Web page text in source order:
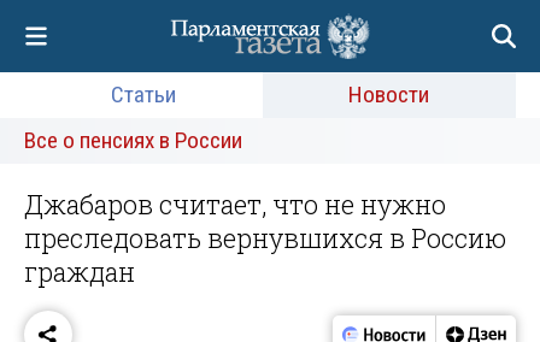
Статьи
Новости
Все о пенсиях в России
Джабаров считает, что не нужно
преследовать вернувшихся в Россию
граждан